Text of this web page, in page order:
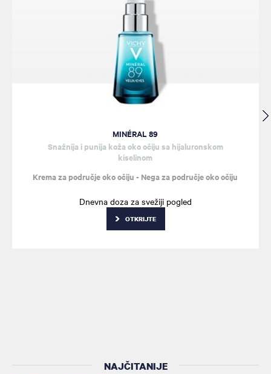
MINÉRAL 89
Snažnija i punija koža oko očiju sa hijaluronskom
kiselinom
Krema za područje oko očiju - Nega za područje oko očiju
Dnevna doza za svežiji pogled
OTKRIJTE
NAJČITANIJE